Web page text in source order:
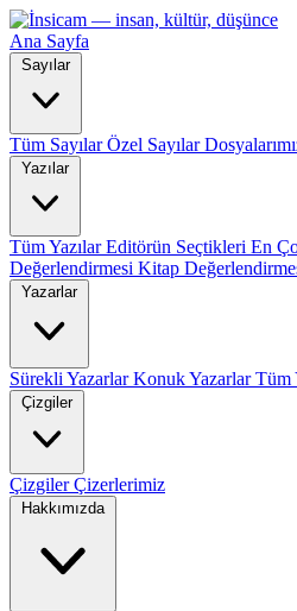
Ana Sayfa
Sayılar
Tüm SayılarÖzel Sayılar
Yazılar
Tüm YazılarEditörün Seçtikleri En
Değerlendirmesi Kitap
Yazarlar
Sürekli YazarlarKonuk YazarlarTüm
Çizgiler
ÇizgilerÇizerlerimiz
Hakkımızda